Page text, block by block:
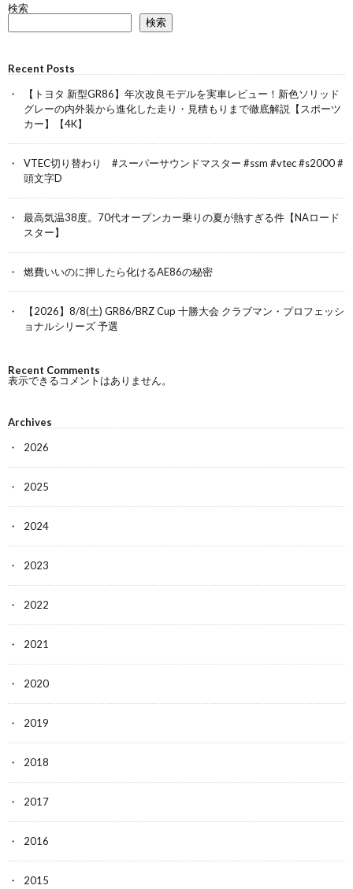
検索
検索
Recent Posts
【トヨタ 新型GR86】年次改良モデルを実車レビュー！新色ソリッド
グレーの内外装から進化した走り・見積もりまで徹底解説【スポーツ
カー】【4K】
VTEC切り替わり #スーパーサウンドマスター #ssm #vtec #s2000 #
頭文字D
最高気温38度。70代オープンカー乗りの夏が熱すぎる件【NAロード
スター】
燃費いいのに押したら化けるAE86の秘密
【2026】8/8(土) GR86/BRZ Cup 十勝大会 クラブマン・プロフェッシ
ョナルシリーズ 予選
Recent Comments
表示できるコメントはありません。
Archives
2026
2025
2024
2023
2022
2021
2020
2019
2018
2017
2016
2015